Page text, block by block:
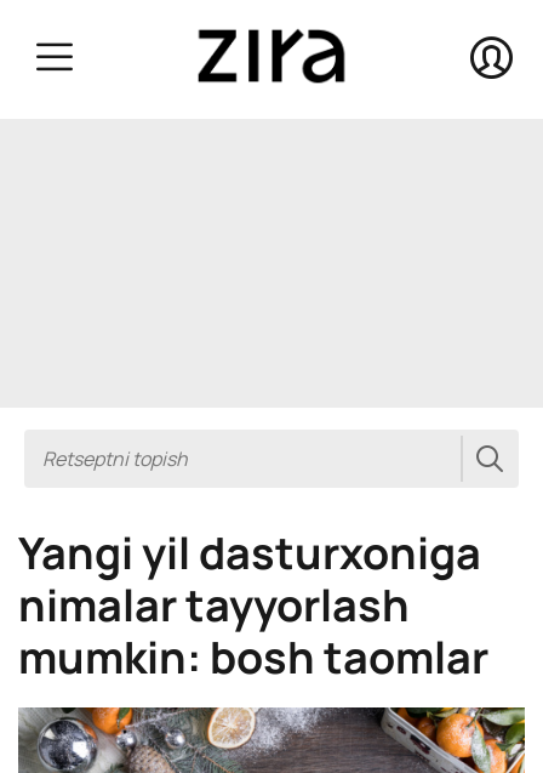
Yangi yil dasturxoniga
nimalar tayyorlash
mumkin: bosh taomlar